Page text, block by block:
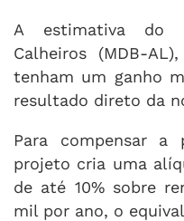
A estimativa do
Calheiros (MDB-
tenham um ganho
resultado direto da
Para compensar a
projeto cria uma
de até 10% sobre
mil por ano, o